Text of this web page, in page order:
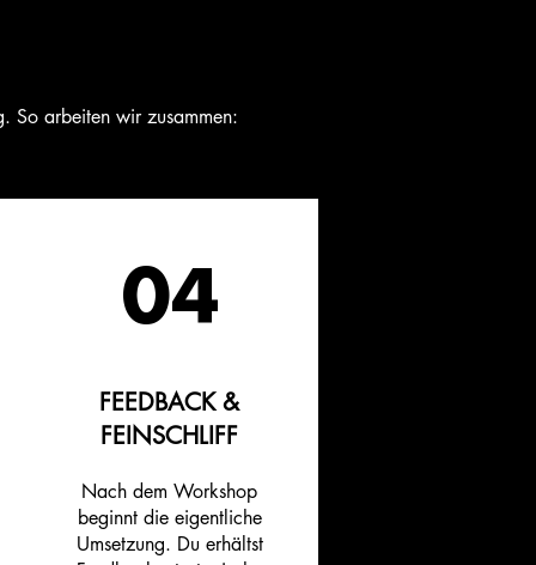
So arbeiten wir zusammen:
04
FEEDBACK &
FEINSCHLIFF
Nach dem Workshop
beginnt die eigentliche
Umsetzung. Du erhältst